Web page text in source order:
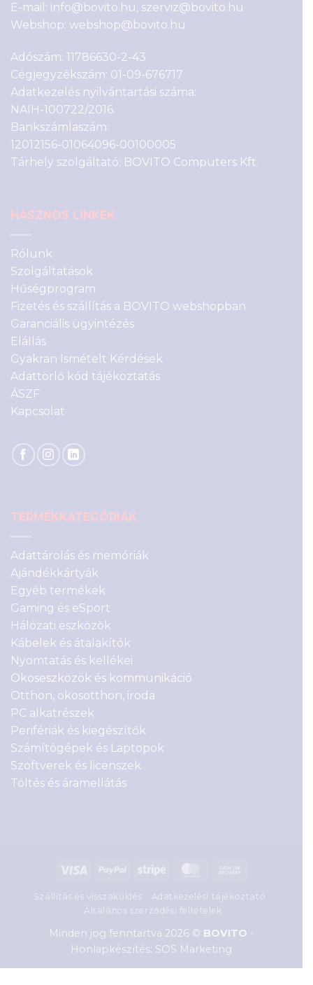
E-mail: info@bovito.hu, szerviz@bovito.hu
Webshop: webshop@bovito.hu
Adószám: 11786630-2-43
Cégjegyzékszám: 01-09-676717
Adatkezelés nyilvántartási száma:
NAIH-100722/2016.
Bankszámlaszám:
12012156-01064096-00100005
Tárhely szolgáltató: BOVITO Computers Kft.
HASZNOS LINKEK
Rólunk
Szolgáltatások
Hűségprogram
Fizetés és szállítás a BOVITO webshopban
Garanciális ügyintézés
Elállás
Gyakran Ismételt Kérdések
Adattörlő kód tájékoztatás
ÁSZF
Kapcsolat
TERMÉKKATEGÓRIÁK
Adattárolás és memóriák
Ajándékkártyák
Egyéb termékek
Gaming és eSport
Hálózati eszközök
Kábelek és átalakítók
Nyomtatás és kellékei
Okoseszközök és kommunikáció
Otthon, okosotthon, iroda
PC alkatrészek
Perifériák és kiegészítők
Számítógépek és Laptopok
Szoftverek és licenszek
Töltés és áramellátás
Visa PayPal Stripe MasterCard
Delivery
Szállítás és visszaküldés
Adatkezelési tájékoztató
Általános szerződési feltételek
Minden jog fenntartva 2026 © BOVITO -
Honlapkészítés: SOS Marketing